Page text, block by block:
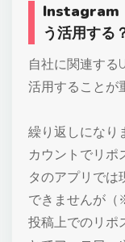
Instagram
う活用する
自社に関連する
活用することが
繰り返しになり
カウントでリポ
タのアプリでは
できませんが
投稿上でのリポ